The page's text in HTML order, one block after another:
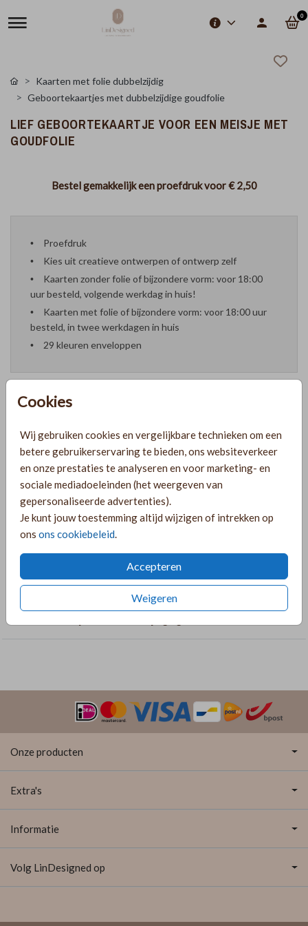
0
Cookies
Wij gebruiken cookies en vergelijkbare technieken om een
betere gebruikerservaring te bieden, ons websiteverkeer
en onze prestaties te analyseren en voor marketing- en
sociale mediadoeleinden (het weergeven van
gepersonaliseerde advertenties).
Je kunt jouw toestemming altijd wijzigen of intrekken op
ons ons cookiebeleid.
Accepteren
Weigeren
Kaarten met folie dubbelzijdig
Geboortekaartjes met dubbelzijdige goudfolie
LIEF GEBOORTEKAARTJE VOOR EEN MEISJE MET
GOUDFOLIE
Bestel gemakkelijk een proefdruk voor€ 2,50
Proefdruk
Kies uit creatieve ontwerpen of ontwerp zelf
Kaarten zonder folie of bijzondere vorm: voor 18:00
uur besteld, volgende werkdag in huis!
Kaarten met folie of bijzondere vorm: voor 18:00 uur
besteld, in twee werkdagen in huis
29 kleuren enveloppen
PRODUCTINFORMATIE
OMSCHRIJVING
Onze producten
Extra's
Informatie
Volg LinDesigned op